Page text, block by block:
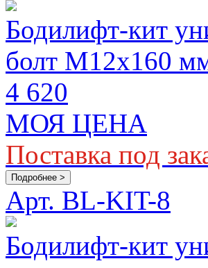
Бодилифт-кит
болт M12х160
4 620
МОЯ ЦЕНА
Поставка под
Подробнее >
Арт. BL-KIT-8
Бодилифт-кит